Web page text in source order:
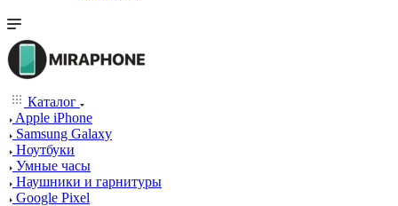
Каталог
Apple iPhone
Samsung Galaxy
Ноутбуки
Умные часы
Наушники и гарнитуры
Google Pixel